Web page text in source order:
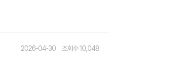
2026-04-30 조회수 10,048